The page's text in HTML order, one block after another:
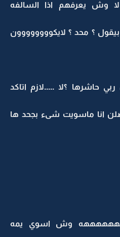
وش يعرفهم اذا السالفه
بيقول ؟ محد ؟ لايكوووووووون
حاشرها ؟لا .....لازم اتاكد
انا ماسويت شىء بجحد ها
وش اسوي يمه